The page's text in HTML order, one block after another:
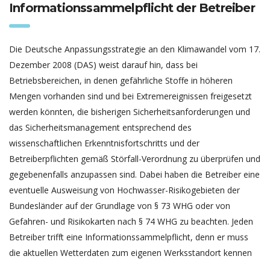
Informationssammelpflicht der Betreiber
Die Deutsche Anpassungsstrategie an den Klimawandel vom 17.
Dezember 2008 (DAS) weist darauf hin, dass bei
Betriebsbereichen, in denen gefährliche Stoffe in höheren
Mengen vorhanden sind und bei Extremereignissen freigesetzt
werden könnten, die bisherigen Sicherheitsanforderungen und
das Sicherheitsmanagement entsprechend des
wissenschaftlichen Erkenntnisfortschritts und der
Betreiberpflichten gemäß Störfall-Verordnung zu überprüfen und
gegebenenfalls anzupassen sind. Dabei haben die Betreiber eine
eventuelle Ausweisung von Hochwasser-Risikogebieten der
Bundesländer auf der Grundlage von § 73 WHG oder von
Gefahren- und Risikokarten nach § 74 WHG zu beachten. Jeden
Betreiber trifft eine Informationssammelpflicht, denn er muss
die aktuellen Wetterdaten zum eigenen Werksstandort kennen